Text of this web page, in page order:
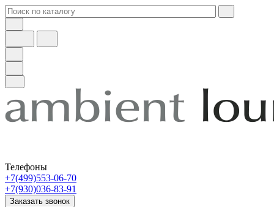
Телефоны
+7(499)553-06-70
+7(930)036-83-91
Заказать звонок